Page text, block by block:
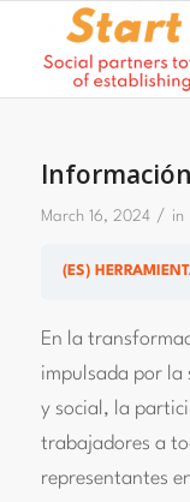
March 16, 2024 / in
En la
impulsada por la
y social, la
trabajadores a
representantes